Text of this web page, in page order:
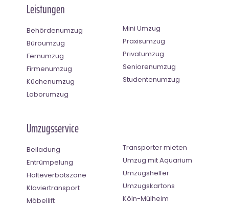
Leistungen
Behördenumzug
Büroumzug
Fernumzug
Firmenumzug
Küchenumzug
Laborumzug
Mini Umzug
Praxisumzug
Privatumzug
Seniorenumzug
Studentenumzug
Umzugsservice
Beiladung
Entrümpelung
Halteverbotszone
Klaviertransport
Möbellift
Transporter mieten
Umzug mit Aquarium
Umzugshelfer
Umzugskartons
Köln-Mülheim